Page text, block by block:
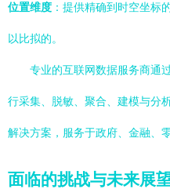
位置维度 ：提供精确到时空坐标
以比拟的。
专业的互联网数据服务商通
行采集、脱敏、聚合、建模与分
解决方案，服务于政府、金融、
面临的挑战与未来展